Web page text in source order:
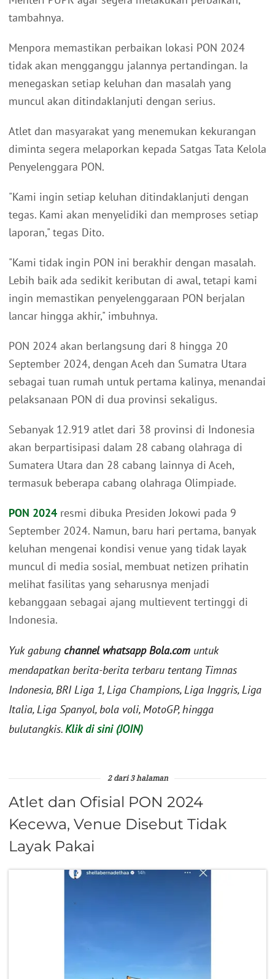
tambahnya.
Menpora memastikan perbaikan lokasi PON 2024
tidak akan mengganggu jalannya pertandingan. Ia
menegaskan setiap keluhan dan masalah yang
muncul akan ditindaklanjuti dengan serius.
Atlet dan masyarakat yang menemukan kekurangan
diminta segera melaporkan kepada Satgas Tata Kelola
Penyelenggara PON.
"Kami ingin setiap keluhan ditindaklanjuti dengan
tegas. Kami akan menyelidiki dan memproses setiap
laporan," tegas Dito.
"Kami tidak ingin PON ini berakhir dengan masalah.
Lebih baik ada sedikit keributan di awal, tetapi kami
ingin memastikan penyelenggaraan PON berjalan
lancar hingga akhir," imbuhnya.
PON 2024 akan berlangsung dari 8 hingga 20
September 2024, dengan Aceh dan Sumatra Utara
sebagai tuan rumah untuk pertama kalinya, menandai
pelaksanaan PON di dua provinsi sekaligus.
Sebanyak 12.919 atlet dari 38 provinsi di Indonesia
akan berpartisipasi dalam 28 cabang olahraga di
Sumatera Utara dan 28 cabang lainnya di Aceh,
termasuk beberapa cabang olahraga Olimpiade.
PON 2024 resmi dibuka Presiden Jokowi pada 9
September 2024. Namun, baru hari pertama, banyak
keluhan mengenai kondisi venue yang tidak layak
muncul di media sosial, membuat netizen prihatin
melihat fasilitas yang seharusnya menjadi
kebanggaan sebagai ajang multievent tertinggi di
Indonesia.
Yuk gabung channel whatsapp Bola.com untuk
mendapatkan berita-berita terbaru tentang Timnas
Indonesia, BRI Liga 1, Liga Champions, Liga Inggris, Liga
Italia, Liga Spanyol, bola voli, MotoGP, hingga
bulutangkis.Klik di sini (JOIN)
2 dari 3 halaman
Atlet dan Ofisial PON 2024
Kecewa, Venue Disebut Tidak
Layak Pakai